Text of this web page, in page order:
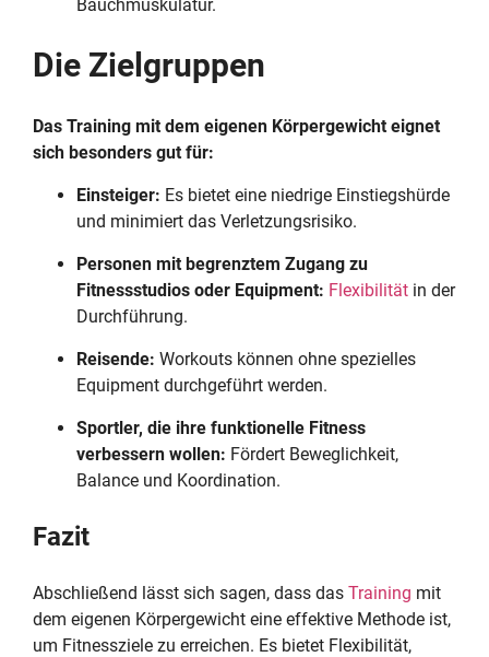
Bauchmuskulatur.
Die Zielgruppen
Das Training mit dem eigenen Körpergewicht eignet
sich besonders gut für:
Einsteiger: Es bietet eine niedrige Einstiegshürde
und minimiert das Verletzungsrisiko.
Personen mit begrenztem Zugang zu
Fitnessstudios oder Equipment: Flexibilität in der
Durchführung.
Reisende: Workouts können ohne spezielles
Equipment durchgeführt werden.
Sportler, die ihre funktionelle Fitness
verbessern wollen: Fördert Beweglichkeit,
Balance und Koordination.
Fazit
Abschließend lässt sich sagen, dass das Training mit
dem eigenen Körpergewicht eine effektive Methode ist,
um Fitnessziele zu erreichen. Es bietet Flexibilität,